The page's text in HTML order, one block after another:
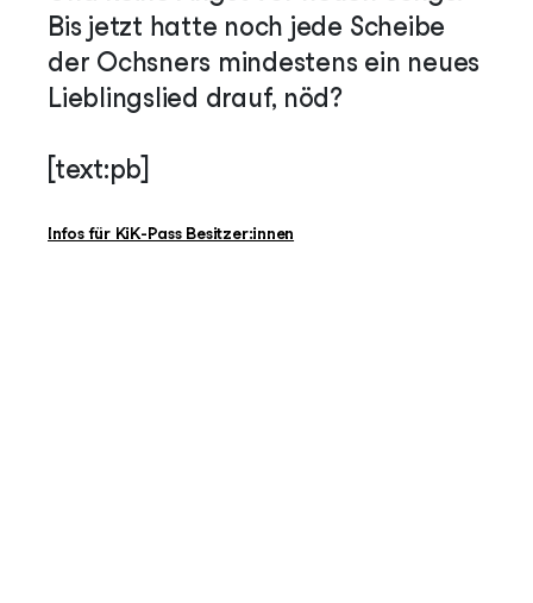
Bis jetzt hatte noch jede Scheibe
der Ochsners mindestens ein neues
Lieblingslied drauf, nöd?
[text:pb]
Infos für KiK-Pass Besitzer:innen